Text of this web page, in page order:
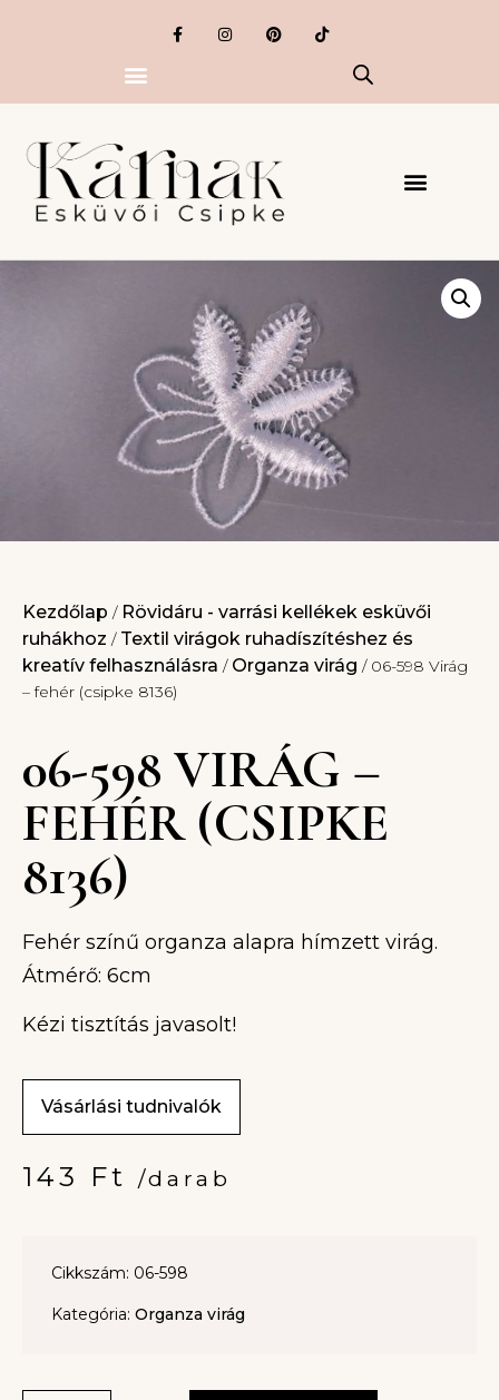
Kezdőlap / Rövidáru - varrási kellékek esküvői
ruhákhoz / Textil virágok ruhadíszítéshez és
kreatív felhasználásra / Organza virág / 06-598 Virág
– fehér (csipke 8136)
06-598 VIRÁG –
FEHÉR (CSIPKE
8136)
Fehér színű organza alapra hímzett virág.
Átmérő: 6cm
Kézi tisztítás javasolt!
Vásárlási tudnivalók
143 Ft /darab
Cikkszám: 06-598
Kategória: Organza virág